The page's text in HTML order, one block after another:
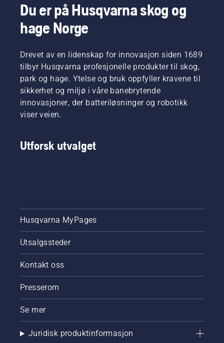
Du er på Husqvarna skog og
hage Norge
Drevet av en lidenskap for innovasjon siden 1689
tilbyr Husqvarna profesjonelle produkter til skog,
park og hage. Ytelse og bruk oppfyller kravene til
sikkerhet og miljø i våre banebrytende
innovasjoner, der batteriløsninger og robotikk
viser veien.
Utforsk utvalget
Husqvarna MyPages
Utsalgssteder
Kontakt oss
Presserom
Se mer
Juridisk produktinformasjon